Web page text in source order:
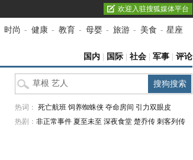
欢迎入驻搜狐媒体平台
时尚 - 健康 - 教育 - 母婴 - 旅游 - 美食 - 星座
国内 国际 社会 军事 评论
热词： 死亡航班 饲养蜘蛛侠 夺命房间 引力双眼皮
热剧： 非正常事件 夏至未至 深夜食堂 楚乔传 刺客列传